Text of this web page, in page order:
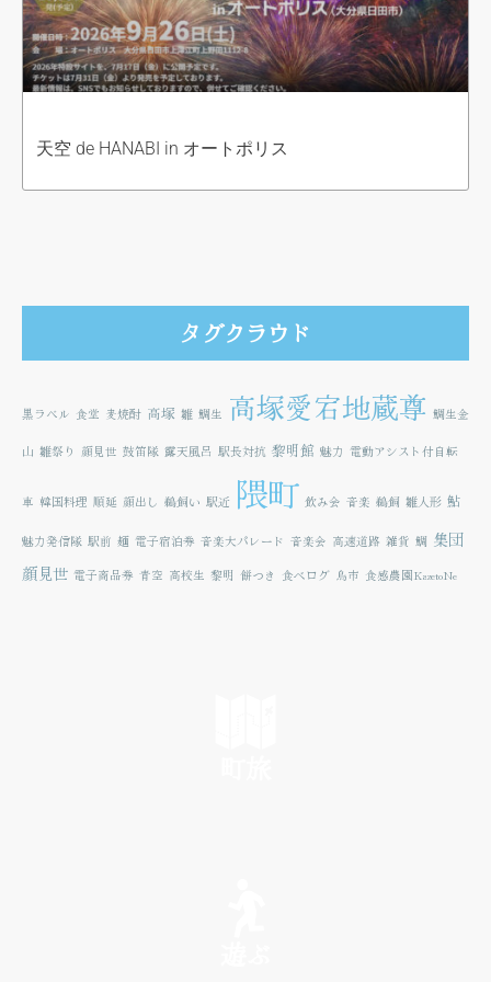
天空 de HANABI in オートポリス
タグクラウド
黒ラベル 食堂 麦焼酎 高塚 雛 鯛生 高塚愛宕地蔵尊 鯛生金
山 雛祭り 顔見世 鼓笛隊 露天風呂 駅長対抗 黎明館 魅力 電動アシスト付自転
車 韓国料理 順延 顔出し 鵜飼い 駅近 隈町 飲み会 音楽 鵜飼 雛人形 鮎
魅力発信隊 駅前 麺 電子宿泊券 音楽大パレード 音楽会 高速道路 雑貨 鯛 集団
顔見世 電子商品券 青空 高校生 黎明 餅つき 食べログ 鳥市 食感農園KazetoNe